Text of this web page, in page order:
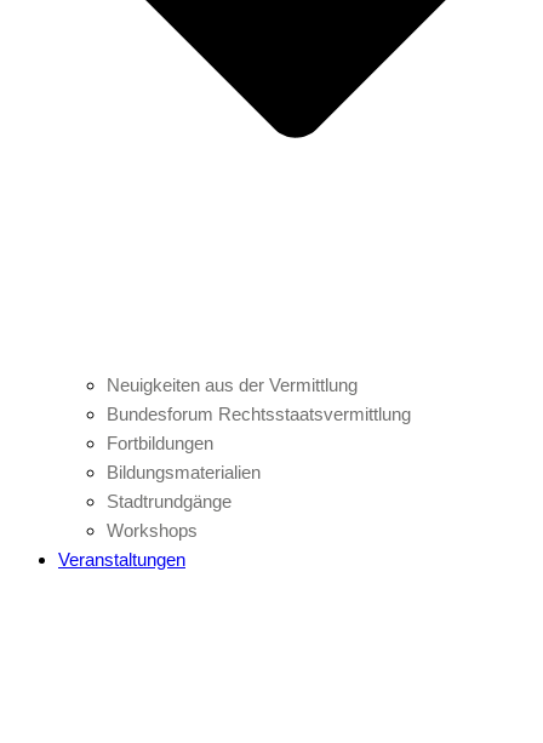
Neuigkeiten aus der Vermittlung
Bundesforum Rechtsstaatsvermittlung
Fortbildungen
Bildungsmaterialien
Stadtrundgänge
Workshops
Veranstaltungen